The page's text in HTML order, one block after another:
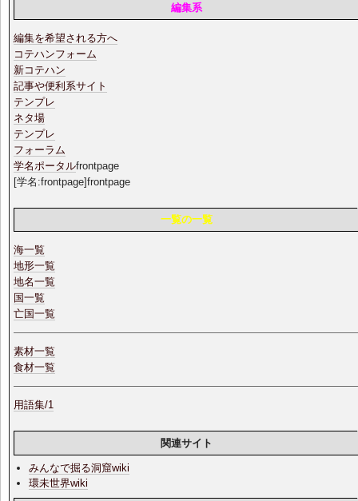
編集系
編集を希望される方へ
コテハンフォーム
新コテハン
記事や便利系サイト
テンプレ
ネタ場
テンプレ
フォーラム
学名ポータルfrontpage
[学名:frontpage]frontpage
一覧の一覧
海一覧
地形一覧
地名一覧
国一覧
亡国一覧
素材一覧
食材一覧
用語集/1
関連サイト
みんなで掘る洞窟wiki
環未世界wiki